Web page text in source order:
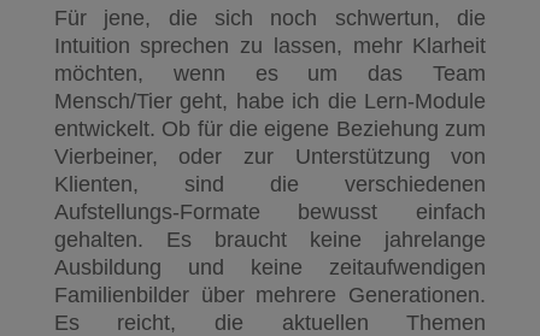
Für jene, die sich noch schwertun, die
Intuition sprechen zu lassen, mehr Klarheit
möchten, wenn es um das Team
Mensch/Tier geht, habe ich die Lern-Module
entwickelt. Ob für die eigene Beziehung zum
Vierbeiner, oder zur Unterstützung von
Klienten, sind die verschiedenen
Aufstellungs-Formate bewusst einfach
gehalten. Es braucht keine jahrelange
Ausbildung und keine zeitaufwendigen
Familienbilder über mehrere Generationen.
Es reicht, die aktuellen Themen